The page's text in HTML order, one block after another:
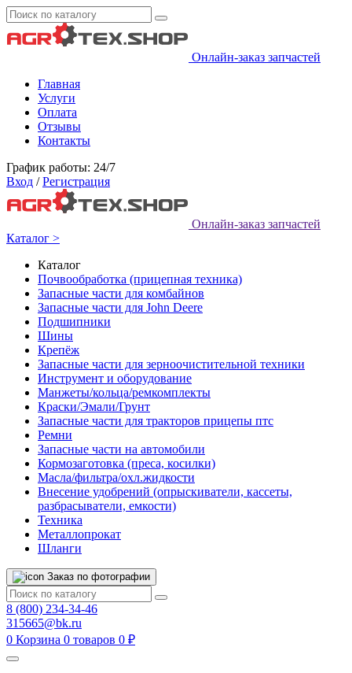
Онлайн-заказ запчастей
Главная
Услуги
Оплата
Отзывы
Контакты
График работы: 24/7
Вход / Регистрация
Онлайн-заказ запчастей
Каталог >
Каталог
Почвообработка (прицепная техника)
Запасные части для комбайнов
Запасные части для John Deere
Подшипники
Шины
Крепёж
Запасные части для зерноочистительной техники
Инструмент и оборудование
Манжеты/кольца/ремкомплекты
Краски/Эмали/Грунт
Запасные части для тракторов прицепы птс
Ремни
Запасные части на автомобили
Кормозаготовка (преса, косилки)
Масла/фильтра/охл.жидкости
Внесение удобрений (опрыскиватели, кассеты,
разбрасыватели, емкости)
Техника
Металлопрокат
Шланги
Заказ по фотографии
8 (800) 234-34-46
315665@bk.ru
0 Корзина 0 товаров 0 ₽